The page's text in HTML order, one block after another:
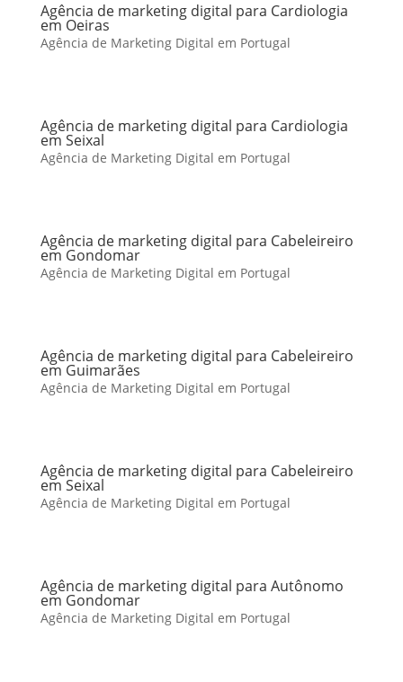
Agência de marketing digital para Cardiologia
em Oeiras
Agência de Marketing Digital em Portugal
Agência de marketing digital para Cardiologia
em Seixal
Agência de Marketing Digital em Portugal
Agência de marketing digital para Cabeleireiro
em Gondomar
Agência de Marketing Digital em Portugal
Agência de marketing digital para Cabeleireiro
em Guimarães
Agência de Marketing Digital em Portugal
Agência de marketing digital para Cabeleireiro
em Seixal
Agência de Marketing Digital em Portugal
Agência de marketing digital para Autônomo
em Gondomar
Agência de Marketing Digital em Portugal